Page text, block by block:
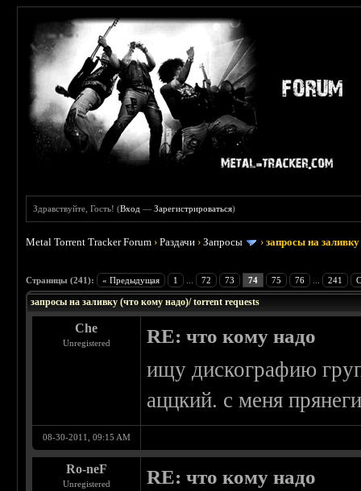
Здравствуйте, Гость! (Вход —Зарегистрироваться)
Metal Torrent Tracker Forum ›Раздачи ›Запросы ›запросы на
Страницы (241): « Предыдущая 1 72 73 74 75 76 241
запросы на заливку (что кому надо)/ torrent requests
Che
Unregistered RE: что кому надо
ищу дискографию
аццкий. с меня
08-30-2011, 09:15 AM
Ro-neF
Unregistered RE: что кому надо